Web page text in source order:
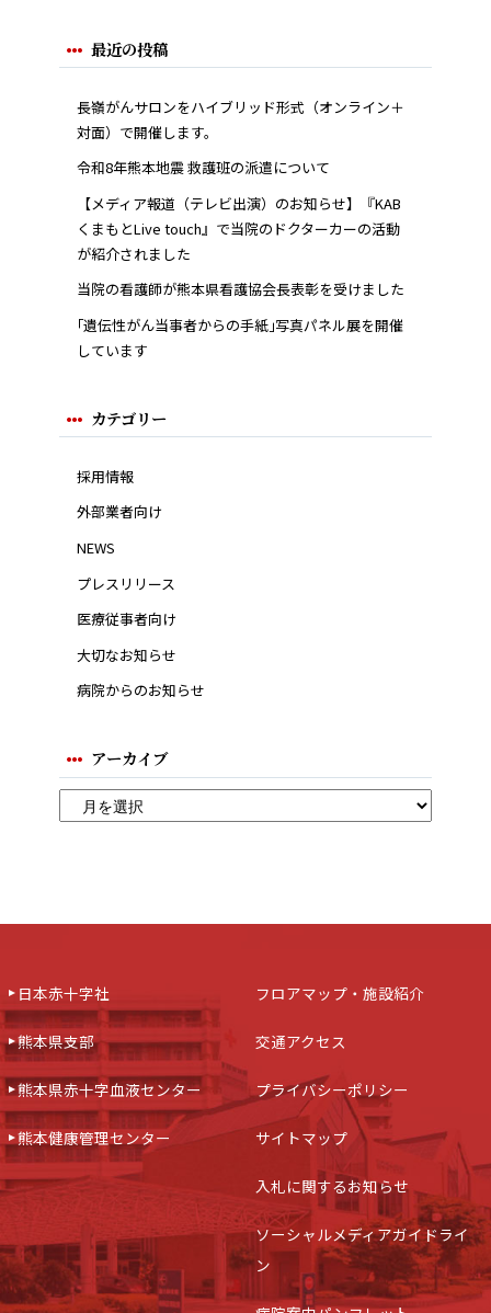
最近の投稿
長嶺がんサロンをハイブリッド形式（オンライン＋
対面）で開催します。
令和8年熊本地震 救護班の派遣について
【メディア報道（テレビ出演）のお知らせ】『KAB
くまもとLive touch』で当院のドクターカーの活動
が紹介されました
当院の看護師が熊本県看護協会長表彰を受けました
｢遺伝性がん当事者からの手紙｣写真パネル展を開催
しています
カテゴリー
採用情報
外部業者向け
NEWS
プレスリリース
医療従事者向け
大切なお知らせ
病院からのお知らせ
アーカイブ
日本赤十字社
熊本県支部
熊本県赤十字血液センター
熊本健康管理センター
フロアマップ・施設紹介
交通アクセス
プライバシーポリシー
サイトマップ
入札に関するお知らせ
ソーシャルメディアガイドライ
ン